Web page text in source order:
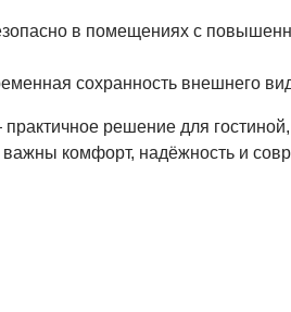
в помещениях с
сохранность внешнего
решение для
важны комфорт, надёжность и